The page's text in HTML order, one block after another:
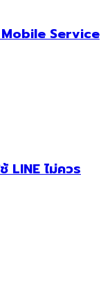
Service
LINE ไม่ควร